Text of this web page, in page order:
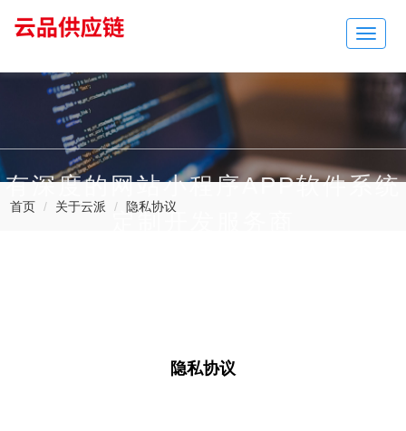
Toggle
云派网络
有深度的网站小程序APP软件系统
定制开发服务商
首页 关于云派 隐私协议
隐私协议